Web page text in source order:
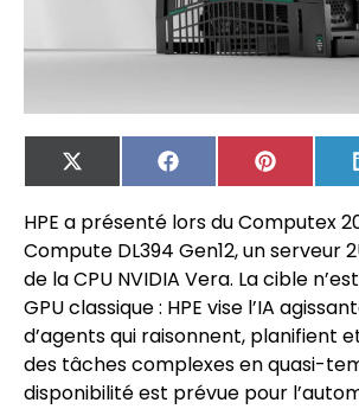
X
(Twitter)
FacebookPinterest
HPE a présenté lors du Computex
Compute DL394 Gen12, un serveur
de la CPU NVIDIA Vera. La cible
GPU classique : HPE vise l’IA
d’agents qui raisonnent, planifient
des tâches complexes en quasi-
disponibilité est prévue pour